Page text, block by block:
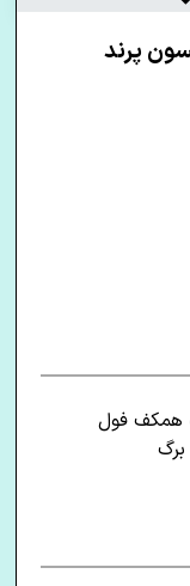
طبقه همکف فول
برگ